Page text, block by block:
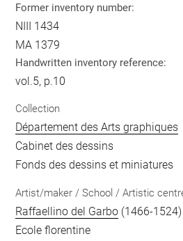
Former inventory number:
NIII 1434
MA 1379
Handwritten inventory reference:
vol.5, p.10
Collection
Département des Arts graphiques
Cabinet des dessins
Fonds des dessins et miniatures
Artist/maker / School / Artistic
Raffaellino del Garbo (1466-1524)
Ecole florentine